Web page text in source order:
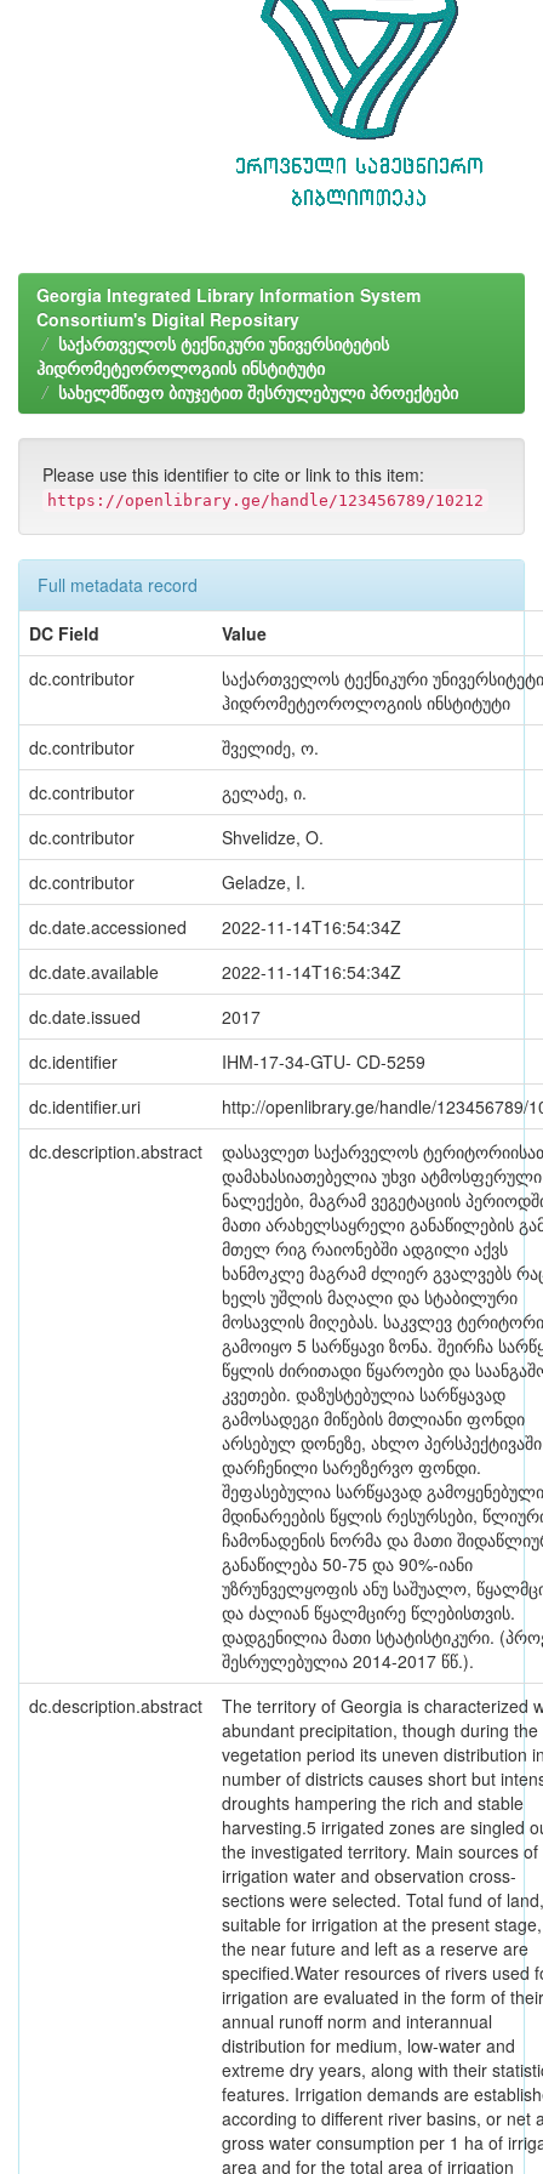
Georgia Integrated Library Information System
Consortium's Digital Repositary
საქართველოს ტექნიკური უნივერსიტეტის
ჰიდრომეტეოროლოგიის ინსტიტუტი
სახელმწიფო ბიუჯეტით შესრულებული პროექტები
Please use this identifier to cite or link to this item:
https://openlibrary.ge/handle/123456789/10212
Full metadata record
DC Field
Value
dc.contributor
საქართველოს ტექნიკური
ჰიდრომეტეოროლოგიის ინსტიტუტი
dc.contributor
შველიძე, ო.
dc.contributor
გელაძე, ი.
dc.contributor
Shvelidze, O.
dc.contributor
Geladze, I.
dc.date.accessioned
2022-11-14T16:54:34Z
dc.date.available
2022-11-14T16:54:34Z
dc.date.issued
2017
dc.identifier
IHM-17-34-GTU- CD-5259
dc.identifier.uri
http://openlibrary.ge/handle/123456789/
dc.description.abstract
დასავლეთ საქარველოს
დამახასიათებელია უხვი ატმოსფერული
ნალექები, მაგრამ ვეგეტაციის
მათი არახელსაყრელი განაწილების
მთელ რიგ რაიონებში ადგილი აქვს
ხანმოკლე მაგრამ ძლიერ გვალვებს
ხელს უშლის მაღალი და სტაბილური
მოსავლის მიღებას. საკვლევ
გამოიყო 5 სარწყავი ზონა. შეირჩა
წყლის ძირითადი წყაროები და
კვეთები. დაზუსტებულია სარწყავად
გამოსადეგი მიწების მთლიანი ფონდი
არსებულ დონეზე, ახლო
დარჩენილი სარეზერვო ფონდი.
შეფასებულია სარწყავად გამოყენებული
მდინარეების წყლის რესურსები,
ჩამონადენის ნორმა და მათი
განაწილება 50-75 და 90%-იანი
უზრუნველყოფის ანუ საშუალო,
და ძალიან წყალმცირე წლებისთვის.
დადგენილია მათი სტატისტიკური.
შესრულებულია 2014-2017 წწ.).
dc.description.abstract
The territory of Georgia is characterized
abundant precipitation, though during the
vegetation period its uneven distribution
number of districts causes short but
droughts hampering the rich and stable
harvesting.5 irrigated zones are singled
the investigated territory. Main sources of
irrigation water and observation cross-
sections were selected. Total fund of land,
suitable for irrigation at the present
the near future and left as a reserve are
specified.Water resources of rivers used
irrigation are evaluated in the form of their
annual runoff norm and interannual
distribution for medium, low-water and
extreme dry years, along with their
features. Irrigation demands are
according to different river basins, or net
gross water consumption per 1 ha of
area and for the total area of irrigation